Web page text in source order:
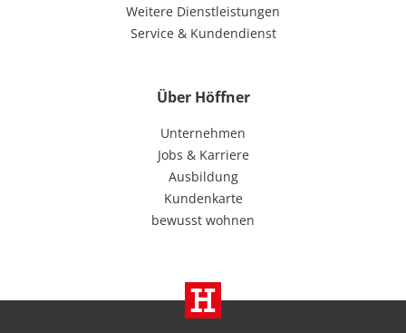
Weitere Dienstleistungen
Service & Kundendienst
Über Höffner
Unternehmen
Jobs & Karriere
Ausbildung
Kundenkarte
bewusst wohnen